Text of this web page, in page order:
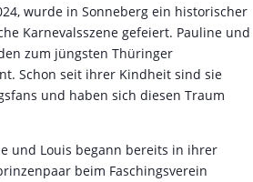
wurde in Sonneberg ein historischer
Karnevalsszene gefeiert. Pauline und
zum jüngsten Thüringer
Schon seit ihrer Kindheit sind sie
und haben sich diesen Traum
und Louis begann bereits in ihrer
beim Faschingsverein